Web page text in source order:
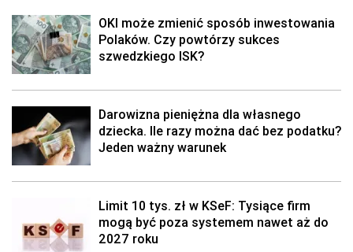
OKI może zmienić sposób inwestowania
Polaków. Czy powtórzy sukces
szwedzkiego ISK?
Darowizna pieniężna dla własnego
dziecka. Ile razy można dać bez podatku?
Jeden ważny warunek
Limit 10 tys. zł w KSeF: Tysiące firm
mogą być poza systemem nawet aż do
2027 roku